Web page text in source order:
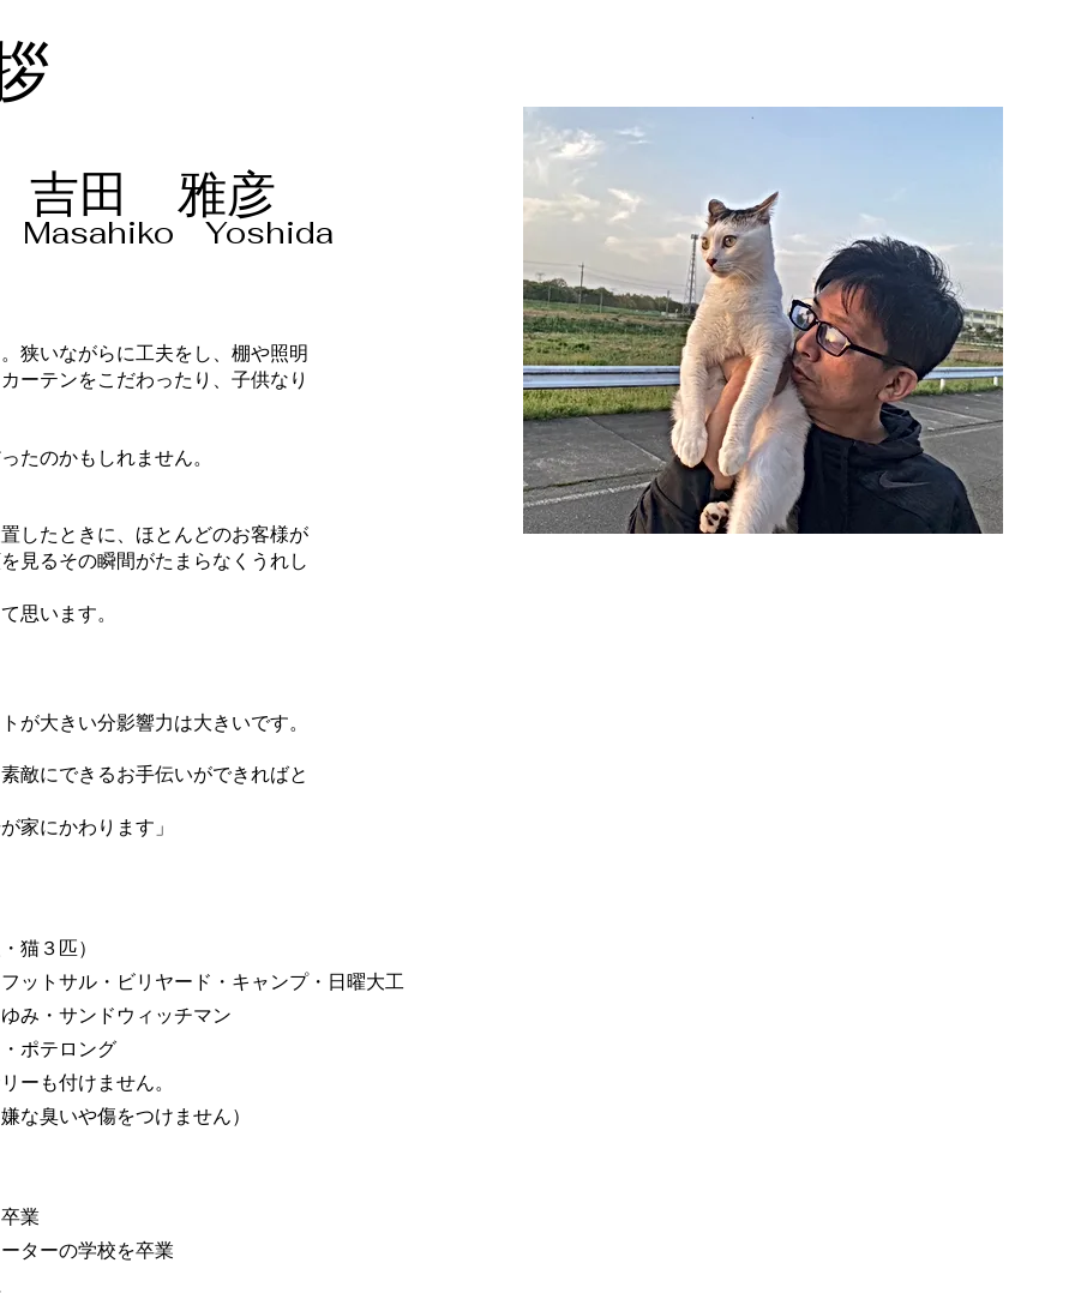
吉田 雅彦
Masahiko Yoshida
狭いながらに工夫をし、棚や照明
ーテンをこだわったり、子供なり
たのかもしれません。
したときに、ほとんどのお客様が
見るその瞬間がたまらなくうれし
思います。
が大きい分影響力は大きいです。
敵にできるお手伝いができればと
家にかわります」
猫３匹）
トサル・ビリヤード・キャンプ・日曜大工
み・サンドウィッチマン
ポテロング
も付けません。
な臭いや傷をつけません）​
業
ターの学校を卒業